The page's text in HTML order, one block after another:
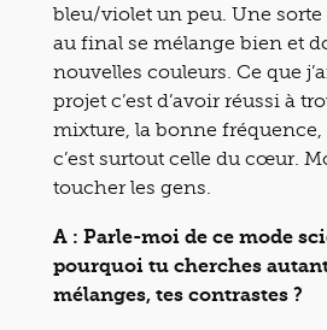
bleu/violet un peu. Une
au final se mélange bien et
nouvelles couleurs. Ce que
projet c’est d’avoir réussi à
mixture, la bonne fréquence,
c’est surtout celle du cœur.
toucher les gens.
A : Parle-moi de ce mode
pourquoi tu cherches
mélanges, tes contrastes ?